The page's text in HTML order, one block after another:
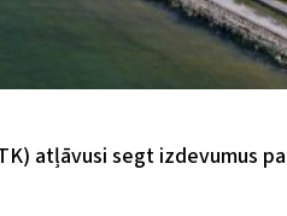
atļāvusi segt izdevumus